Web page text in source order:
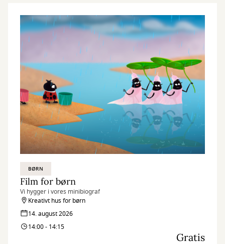
BØRN
Film for børn
Vi hygger i vores minibiograf
Kreativt hus for børn
14. august 2026
14:00 - 14:15
Gratis